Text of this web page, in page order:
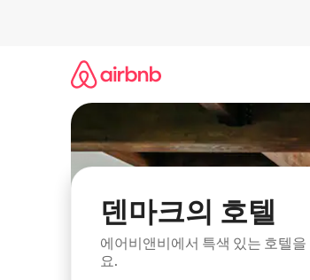
덴마크의 호텔
에어비앤비에서 특색 있는 호텔을
요.